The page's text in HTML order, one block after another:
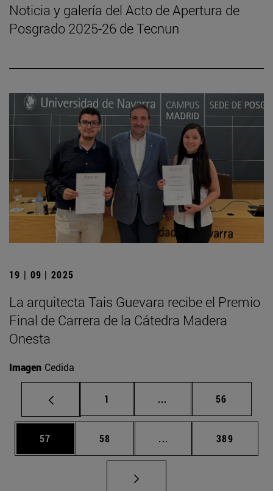
Noticia y galería del Acto de Apertura de
Posgrado 2025-26 de Tecnun
19 | 09 | 2025
La arquitecta Tais Guevara recibe el Premio
Final de Carrera de la Cátedra Madera
Onesta
Imagen Cedida
Página
1 ... Páginas intermedias
Página
56
Página
57 Página
58 ... Páginas intermedias
Página
389